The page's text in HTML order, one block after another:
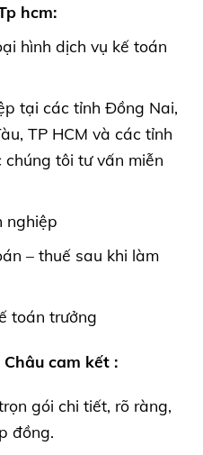
hcm:
hình dịch vụ kế toán
tại các tỉnh Đồng Nai,
TP HCM và các tỉnh
tôi tư vấn miễn
nghiệp
– thuế sau khi làm
toán trưởng
cam kết :
gói chi tiết, rõ ràng,
đồng.